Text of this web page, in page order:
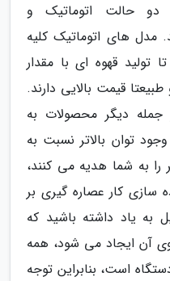
دو حالت اتوماتیک و
مدل های اتوماتیک کلیه
تولید قهوه ای با مقدار
قیمت بالایی دارند.
جمله دیگر محصولات به
توان بالاتر نسبت به
به شما هدیه می کنند،
سازی کار عصاره گیری بر
به یاد داشته باشید که
آن ایجاد می شود، همه
است، بنابراین توجه